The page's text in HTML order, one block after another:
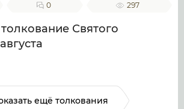
0 297
Святого
ещё толкования